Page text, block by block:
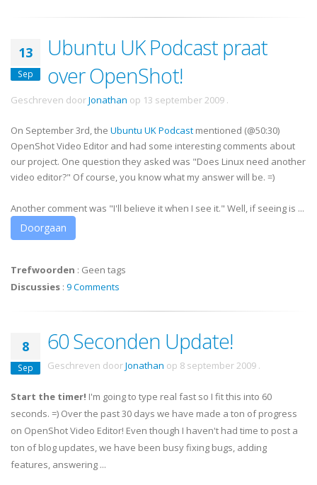
13
Sep
Ubuntu UK Podcast praat
over OpenShot!
Geschreven doorJonathan op 13 september 2009 .
On September 3rd, the Ubuntu UK Podcast mentioned (@50:30)
OpenShot Video Editor and had some interesting comments about
our project. One question they asked was "Does Linux need another
video editor?" Of course, you know what my answer will be. =)
Another comment was "I'll believe it when I see it." Well, if seeing is ...
Doorgaan
Trefwoorden : Geen tags
Discussies : 9 Comments
8
Sep
60 Seconden Update!
Geschreven doorJonathan op 8 september 2009 .
Start the timer! I'm going to type real fast so I fit this into 60
seconds. =) Over the past 30 days we have made a ton of progress
on OpenShot Video Editor! Even though I haven't had time to post a
ton of blog updates, we have been busy fixing bugs, adding
features, answering ...